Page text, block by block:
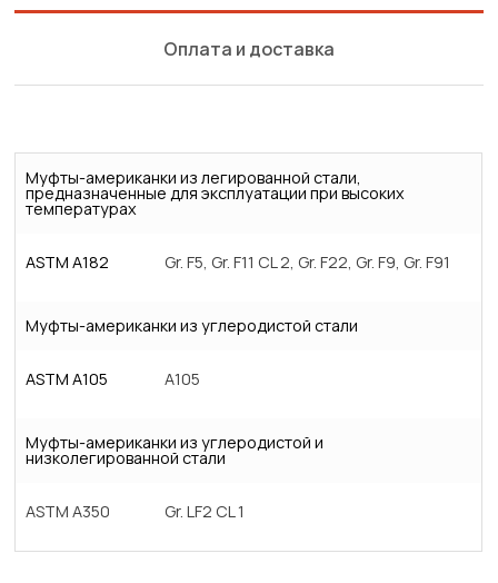
Оплата и доставка
Муфты-американки из легированной стали,
предназначенные для эксплуатации при высоких
температурах
ASTM A182 Gr. F5, Gr. F11 CL 2, Gr. F22, Gr. F9, Gr. F91
Муфты-американки из углеродистой стали
ASTM A105 A105
Муфты-американки из углеродистой и
низколегированной стали
ASTM A350 Gr. LF2 CL 1